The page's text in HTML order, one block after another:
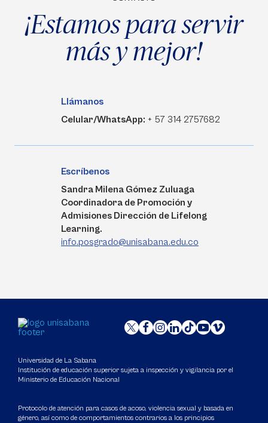
¡Estamos para servir
más y mejor!
Llámanos
Celular/WhatsApp: + 57 314 2757682
Escríbenos
Sandra Milena Gómez Zuluaga
Coordinadora de Promoción y
Admisiones Dirección de Lifelong
Learning.
info.posgrado@unisabana.edu.co
Universidad de La Sabana
Institución de educación superior sujeta a inspección y vigilancia por el
Ministerio de Educación Nacional
Protocolo de atención para casos de acoso, violencia sexual y basada en
género, así como de comportamientos contrarios a los principios